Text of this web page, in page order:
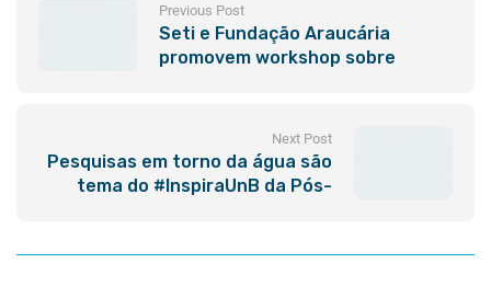
Previous Post
Seti e Fundação Araucária
promovem workshop sobre
Next Post
Pesquisas em torno da água são
tema do #InspiraUnB da Pós-